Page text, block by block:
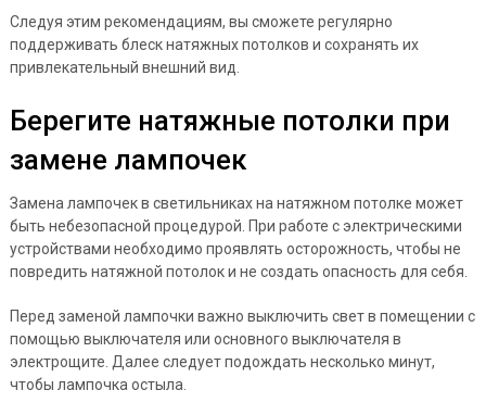
Следуя этим рекомендациям, вы сможете регулярно
поддерживать блеск натяжных потолков и сохранять их
привлекательный внешний вид.
Берегите натяжные потолки при
замене лампочек
Замена лампочек в светильниках на натяжном потолке может
быть небезопасной процедурой. При работе с электрическими
устройствами необходимо проявлять осторожность, чтобы не
повредить натяжной потолок и не создать опасность для себя.
Перед заменой лампочки важно выключить свет в помещении с
помощью выключателя или основного выключателя в
электрощите. Далее следует подождать несколько минут,
чтобы лампочка остыла.